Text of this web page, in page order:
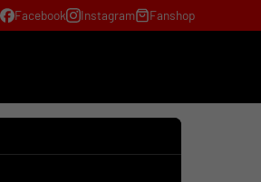
Facebook Instagram Fanshop